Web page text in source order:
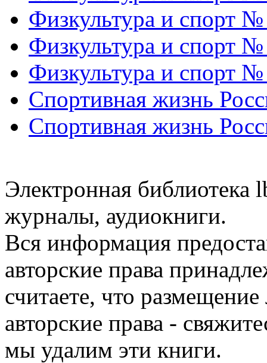
Физкультура и спорт
Физкультура и спорт
Физкультура и спорт
Спортивная жизнь
Спортивная жизнь
Электронная библиотека
журналы, аудиокниги.
Вся информация
авторские права
считаете, что
авторские права -
мы удалим эти книги.